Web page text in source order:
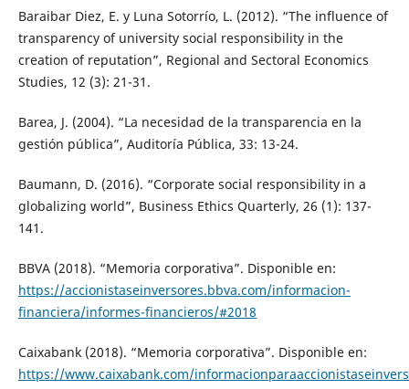
Baraibar Diez, E. y Luna Sotorrío, L. (2012). “The influence of
transparency of university social responsibility in the
creation of reputation”, Regional and Sectoral Economics
Studies, 12 (3): 21-31.
Barea, J. (2004). “La necesidad de la transparencia en la
gestión pública”, Auditoría Pública, 33: 13-24.
Baumann, D. (2016). “Corporate social responsibility in a
globalizing world”, Business Ethics Quarterly, 26 (1): 137-
141.
BBVA (2018). “Memoria corporativa”. Disponible en:
https://accionistaseinversores.bbva.com/informacion-
financiera/informes-financieros/#2018
Caixabank (2018). “Memoria corporativa”. Disponible en:
https://www.caixabank.com/